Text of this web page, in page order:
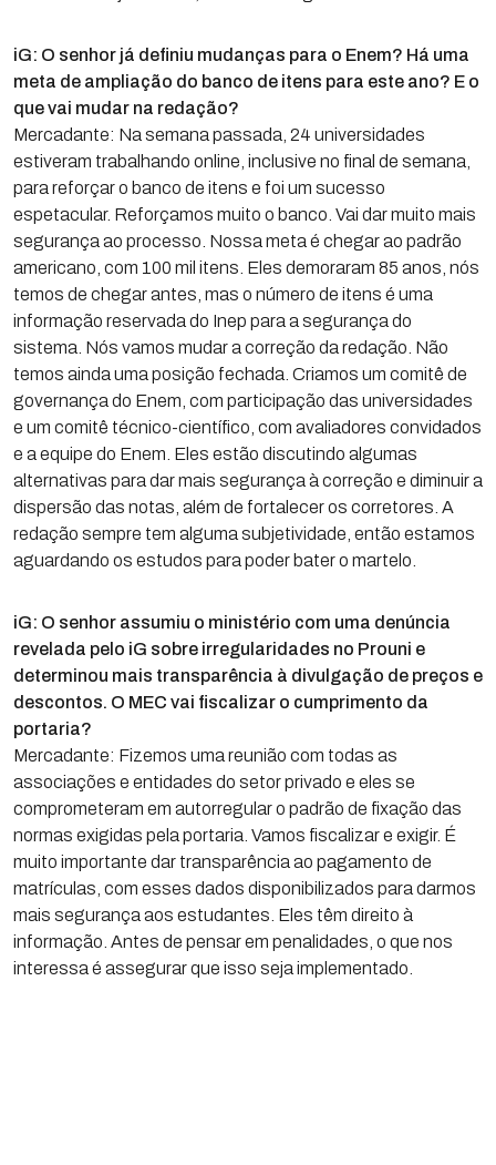
iG: O senhor já definiu mudanças para o Enem? Há uma
meta de ampliação do banco de itens para este ano? E o
que vai mudar na redação?
Mercadante: Na semana passada, 24 universidades
estiveram trabalhando online, inclusive no final de semana,
para reforçar o banco de itens e foi um sucesso
espetacular. Reforçamos muito o banco. Vai dar muito mais
segurança ao processo. Nossa meta é chegar ao padrão
americano, com 100 mil itens. Eles demoraram 85 anos, nós
temos de chegar antes, mas o número de itens é uma
informação reservada do Inep para a segurança do
sistema. Nós vamos mudar a correção da redação. Não
temos ainda uma posição fechada. Criamos um comitê de
governança do Enem, com participação das universidades
e um comitê técnico-científico, com avaliadores convidados
e a equipe do Enem. Eles estão discutindo algumas
alternativas para dar mais segurança à correção e diminuir a
dispersão das notas, além de fortalecer os corretores. A
redação sempre tem alguma subjetividade, então estamos
aguardando os estudos para poder bater o martelo.
iG: O senhor assumiu o ministério com uma denúncia
revelada pelo iG sobre irregularidades no Prouni e
determinou mais transparência à divulgação de preços e
descontos. O MEC vai fiscalizar o cumprimento da
portaria?
Mercadante: Fizemos uma reunião com todas as
associações e entidades do setor privado e eles se
comprometeram em autorregular o padrão de fixação das
normas exigidas pela portaria. Vamos fiscalizar e exigir. É
muito importante dar transparência ao pagamento de
matrículas, com esses dados disponibilizados para darmos
mais segurança aos estudantes. Eles têm direito à
informação. Antes de pensar em penalidades, o que nos
interessa é assegurar que isso seja implementado.